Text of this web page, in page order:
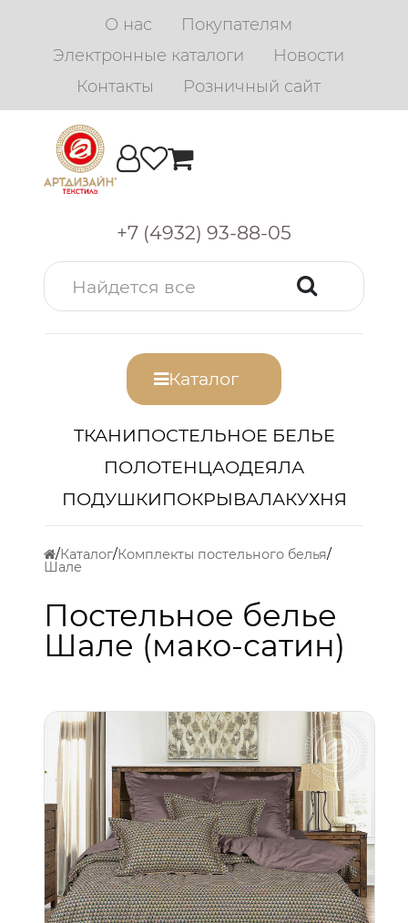
О нас
Покупателям
Электронные каталоги
Новости
Контакты
Розничный сайт
+7 (4932) 93-88-05
Каталог
ТКАНИПОСТЕЛЬНОЕ БЕЛЬЕ
ПОЛОТЕНЦАОДЕЯЛА
ПОДУШКИПОКРЫВАЛАКУХНЯ
Каталог Комплекты постельного белья
Шале
Постельное белье
Шале (мако-сатин)